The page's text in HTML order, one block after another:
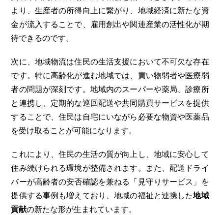
より、生産者の所得向上に繋がり、地域経済に新たな資
金が流入することで、雇用創出や関連産業の活性化が期
待できるのです。
次に、地域物流は住民の生活支援において不可欠な存在
です。特に高齢化が進む地域では、買い物弱者や医療弱
者の問題が深刻です。地域内のスーパーや薬局、診療所
と連携し、定期的な巡回配送や共同購買サービスを提供
することで、住民は自宅にいながら必要な物資や医薬品
を受け取ることが可能になります。
これにより、住民の生活の質が向上し、地域に安心して
住み続けられる環境が整備されます。また、配送ドライ
バーが高齢者の安否確認を兼ねる「見守りサービス」を
提供する事例も増えており、地域の福祉と連携した地域
貢献の新たな形が生まれています。